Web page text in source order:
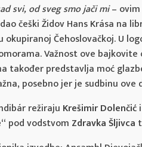
svi, od sveg smo jači mi– ovim
češki Židov Hans Krása na
okupiranoj Čehoslovačkoj. U
Važnost ove
također predstavlja moć
posebno jer je sudbinu
režiraju Krešimir Dolenčići
pod vodstvom Zdravka Šljivca